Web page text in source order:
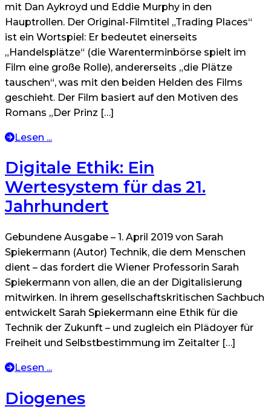
mit Dan Aykroyd und Eddie Murphy in den
Hauptrollen. Der Original-Filmtitel „Trading Places“
ist ein Wortspiel: Er bedeutet einerseits
„Handelsplätze“ (die Warenterminbörse spielt im
Film eine große Rolle), andererseits „die Plätze
tauschen“, was mit den beiden Helden des Films
geschieht. Der Film basiert auf den Motiven des
Romans „Der Prinz […]
Lesen ...
Digitale Ethik: Ein
Wertesystem für das 21.
Jahrhundert
Gebundene Ausgabe – 1. April 2019 von Sarah
Spiekermann (Autor) Technik, die dem Menschen
dient – das fordert die Wiener Professorin Sarah
Spiekermann von allen, die an der Digitalisierung
mitwirken. In ihrem gesellschaftskritischen Sachbuch
entwickelt Sarah Spiekermann eine Ethik für die
Technik der Zukunft – und zugleich ein Plädoyer für
Freiheit und Selbstbestimmung im Zeitalter […]
Lesen ...
Diogenes